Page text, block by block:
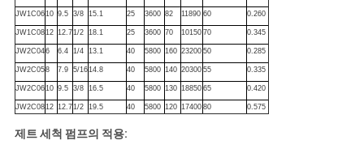
JW1C0610 9.5 3/8 15.1 25 3600 82 11890 60 0.260
JW1C0812 12.71/2 18.1 25 3600 70 10150 70 0.345
JW2C046 6.4 1/4 13.1 40 5800 160 23200 50 0.285
JW2C058 7.9 5/1614.8 40 5800 140 20300 55 0.335
JW2C0610 9.5 3/8 16.5 40 5800 130 18850 65 0.420
JW2C0812 12.71/2 19.5 40 5800 120 17400 80 0.575
제트 세척 펌프의 적용: